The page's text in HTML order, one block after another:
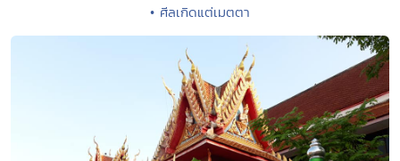
• ศีลเกิดแต่เมตตา